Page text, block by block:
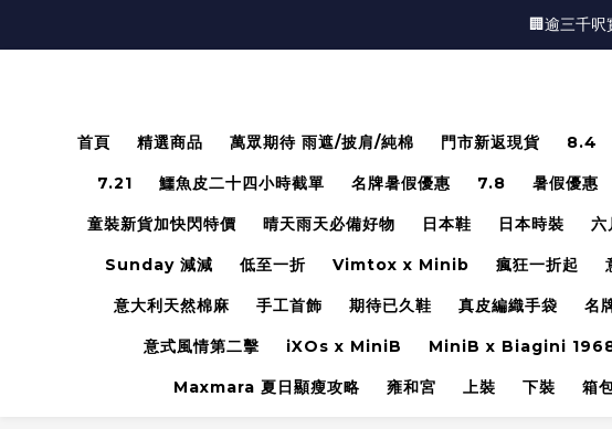
🏢逾三千
🏢逾三千
🏢逾三千
首頁 精選商品 萬眾期待 雨遮/披肩/純棉 門市新返現貨 8.4
7.21 鱷魚皮二十四小時截單 名牌暑假優惠 7.8 暑假優惠
童裝新貨加快閃特價 晴天雨天必備好物 日本鞋 日本時裝 六
Sunday 減減 低至一折 Vimtox x Minib 瘋狂一折起
意大利天然棉麻 手工首飾 期待已久鞋 真皮編織手袋 名
意式風情第二擊 iXOs x MiniB MiniB x Biagini
Maxmara 夏日顯瘦攻略 雍和宮 上裝 下裝 箱